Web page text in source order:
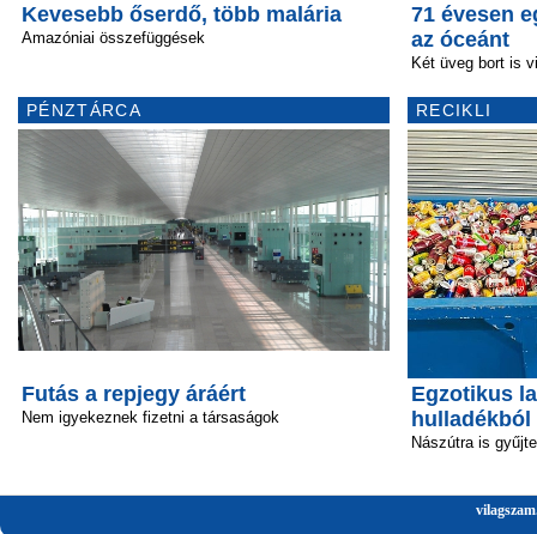
Kevesebb őserdő, több malária
Amazóniai összefüggések
PÉNZTÁRCA
Futás a repjegy áráért
Nem igyekeznek fizetni a társaságok
71 évesen
az óceánt
Két üveg bort is
RECIKLI
Egzotikus
hulladékból
Nászútra is